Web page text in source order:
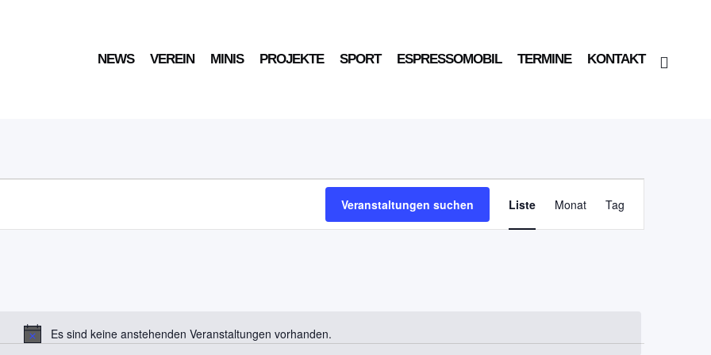
NEWS VEREIN MINIS PROJEKTE SPORT ESPRESSOMOBIL TERMINE KONTAKT
Hinweis
Es sind keine anstehenden Veranstaltungen vorhanden.
Veranstaltungen suchen
Ansichten-
Liste Monat Tag